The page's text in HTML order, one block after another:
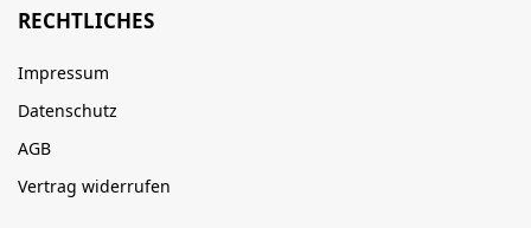
RECHTLICHES
Impressum
Datenschutz
AGB
Vertrag widerrufen